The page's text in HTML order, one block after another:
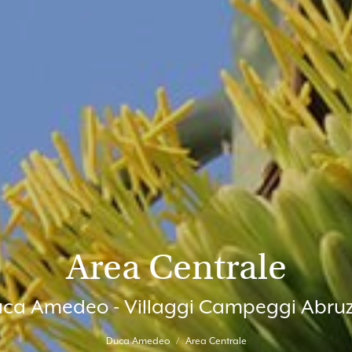
Area Centrale
Amedeo - Villaggi Campeggi
Duca Amedeo Area Centrale